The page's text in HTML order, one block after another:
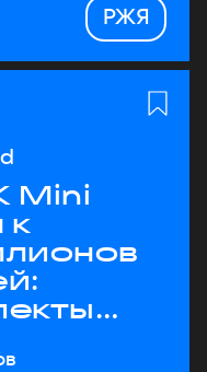
РЖЯ
Mini
к